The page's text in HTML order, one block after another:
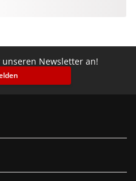
Newsletter an!